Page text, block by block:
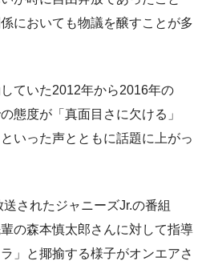
においても物議を醸すことが多
ていた2012年から2016年の
態度が「真面目さに欠ける」
いった声とともに話題に上がっ
されたジャニーズJr.の番組
の森本慎太郎さんに対して指導
」と揶揄する様子がオンエアさ